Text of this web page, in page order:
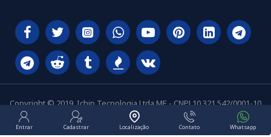
Copyright © 2019, Ichip Tecnologia Ltda ME - CNPJ 10.321.542/0001-10
Entrar Cadastrar Localização Contato Whatsapp